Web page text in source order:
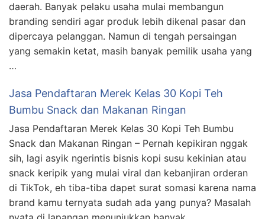
daerah. Banyak pelaku usaha mulai membangun
branding sendiri agar produk lebih dikenal pasar dan
dipercaya pelanggan. Namun di tengah persaingan
yang semakin ketat, masih banyak pemilik usaha yang
…
Jasa Pendaftaran Merek Kelas 30 Kopi Teh
Bumbu Snack dan Makanan Ringan
Jasa Pendaftaran Merek Kelas 30 Kopi Teh Bumbu
Snack dan Makanan Ringan – Pernah kepikiran nggak
sih, lagi asyik ngerintis bisnis kopi susu kekinian atau
snack keripik yang mulai viral dan kebanjiran orderan
di TikTok, eh tiba-tiba dapet surat somasi karena nama
brand kamu ternyata sudah ada yang punya? Masalah